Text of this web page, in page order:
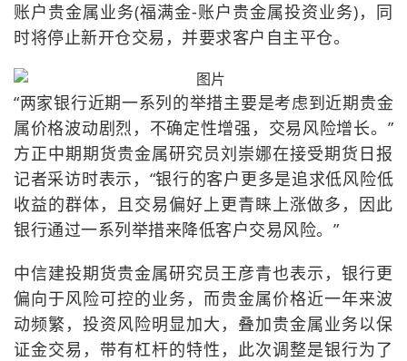
账户贵金属业务(福满金-账户贵金属投资业务)，同
时将停止新开仓交易，并要求客户自主平仓。
“两家银行近期一系列的举措主要是考虑到近期贵金
属价格波动剧烈，不确定性增强，交易风险增长。”
方正中期期货贵金属研究员刘崇娜在接受期货日报
记者采访时表示，“银行的客户更多是追求低风险低
收益的群体，且交易偏好上更青睐上涨做多，因此
银行通过一系列举措来降低客户交易风险。”
中信建投期货贵金属研究员王彦青也表示，银行更
偏向于风险可控的业务，而贵金属价格近一年来波
动频繁，投资风险明显加大，叠加贵金属业务以保
证金交易，带有杠杆的特性，此次调整是银行为了